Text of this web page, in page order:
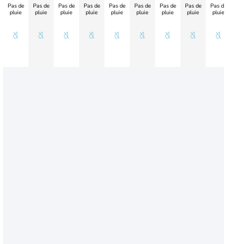
Pas de
pluie
Pas de
pluie
Pas de
pluie
Pas de
pluie
Pas de
pluie
Pas de
pluie
Pas de
pluie
Pas de
pluie
Pas de
pluie